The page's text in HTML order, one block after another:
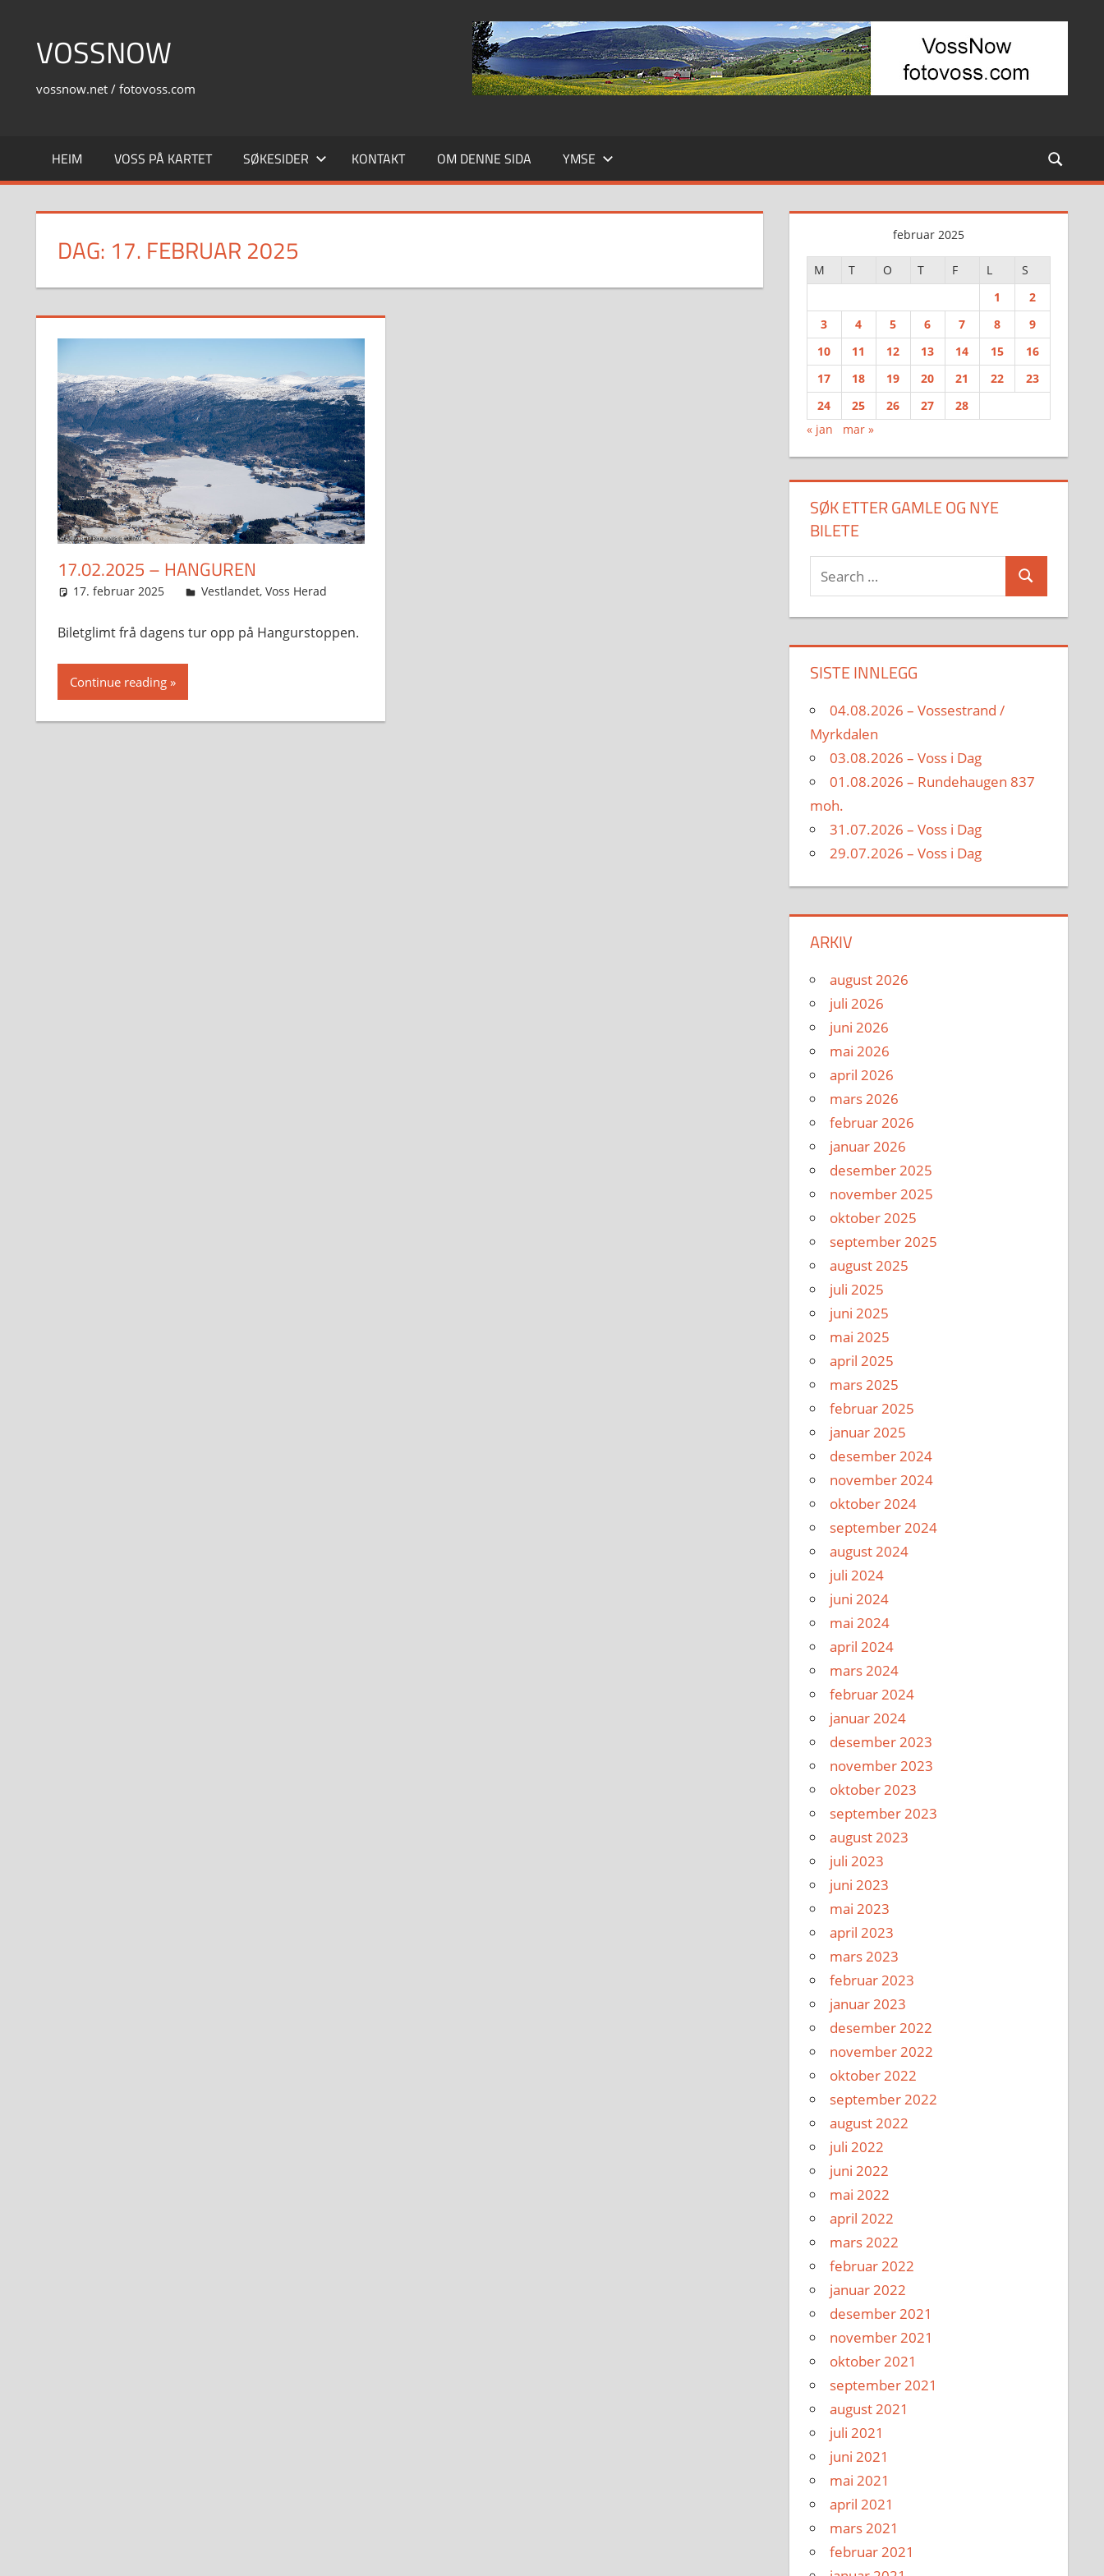
contentVOSSNOW
vossnow.net / fotovoss.com
HEIM VOSS PÅ KARTET SØKESIDER KONTAKT OM DENNE SIDA YMSE
DAG: 17. FEBRUAR 2025
17.02.2025 – HANGUREN
17. februar 2025 Svein
Vestlandet, Voss Herad
Biletglimt frå dagens tur opp på Hangurstoppen.
Continue reading
februar 2025
M T O T F L
S
1
2
3
4 5 6 7 8
9
10
11 12 13 14 15
16
17
18 19 20 21 22
23
24
25 26 27
28
« jan
mar »
SØK ETTER GAMLE OG NYE
BILETE
Search
for:
Search
SISTE INNLEGG
04.08.2026 – Vossestrand /
Myrkdalen
03.08.2026 – Voss i Dag
01.08.2026 – Rundehaugen 837
moh.
31.07.2026 – Voss i Dag
29.07.2026 – Voss i Dag
ARKIV
august 2026
juli 2026
juni 2026
mai 2026
april 2026
mars 2026
februar 2026
januar 2026
desember 2025
november 2025
oktober 2025
september 2025
august 2025
juli 2025
juni 2025
mai 2025
april 2025
mars 2025
februar 2025
januar 2025
desember 2024
november 2024
oktober 2024
september 2024
august 2024
juli 2024
juni 2024
mai 2024
april 2024
mars 2024
februar 2024
januar 2024
desember 2023
november 2023
oktober 2023
september 2023
august 2023
juli 2023
juni 2023
mai 2023
april 2023
mars 2023
februar 2023
januar 2023
desember 2022
november 2022
oktober 2022
september 2022
august 2022
juli 2022
juni 2022
mai 2022
april 2022
mars 2022
februar 2022
januar 2022
desember 2021
november 2021
oktober 2021
september 2021
august 2021
juli 2021
juni 2021
mai 2021
april 2021
mars 2021
februar 2021